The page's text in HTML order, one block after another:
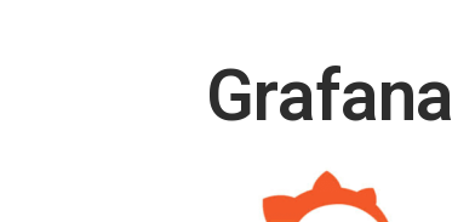
Grafana